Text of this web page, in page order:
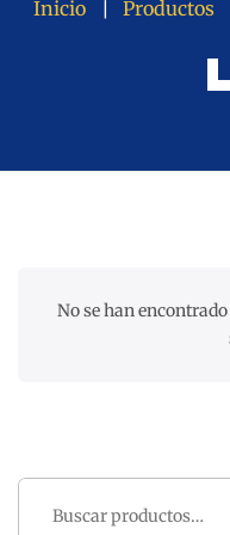
Inicio Productos
No se han
Buscar